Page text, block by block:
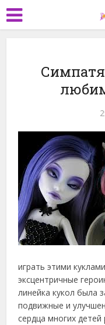
играть этими
эксцентричные
линейка кукол была
подвижные и
сердца многих